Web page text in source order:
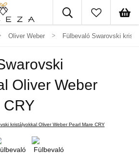
Oliver Weber Fülbevaló Swarovski
Oliver Weber
CRY